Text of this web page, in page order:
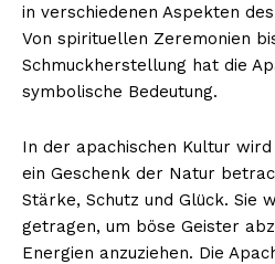
in verschiedenen Aspekten
Von spirituellen Zeremonien
Schmuckherstellung hat die
symbolische Bedeutung.
In der apachischen Kultur
ein Geschenk der Natur
Stärke, Schutz und Glück. Sie
getragen, um böse Geister
Energien anzuziehen. Die